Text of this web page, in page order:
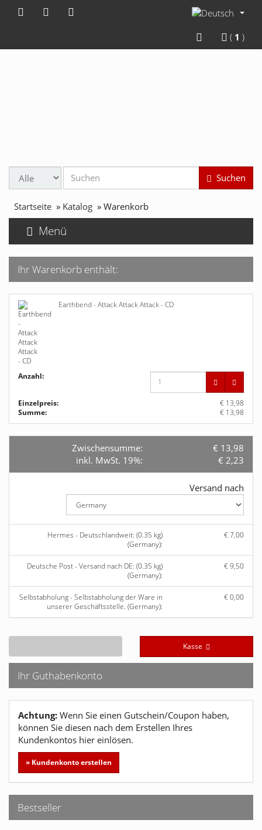
( 1 )
Suchen
Startseite » Katalog » Warenkorb
Menü
Ihr Warenkorb enthält:
Earthbend - Attack Attack Attack - CD
Anzahl:
Einzelpreis:
€ 13,98
Summe:
€ 13,98
Zwischensumme:
€ 13,98
inkl. MwSt. 19%:
€ 2,23
Versand nach
Hermes - Deutschlandweit: (0.35 kg)
(Germany):
€ 7,00
Deutsche Post - Versand nach DE: (0.35 kg)
(Germany):
€ 9,50
Selbstabholung - Selbstabholung der Ware in
unserer Geschäftsstelle. (Germany):
€ 0,00
Kasse
Ihr Guthabenkonto
Achtung: Wenn Sie einen Gutschein/Coupon haben,
können Sie diesen nach dem Erstellen Ihres
Kundenkontos hier einlösen.
» Kundenkonto erstellen
Bestseller